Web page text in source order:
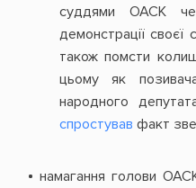
суддями ОАСК
демонстрації
також помсти
цьому як
народного
спростував факт
намагання голови